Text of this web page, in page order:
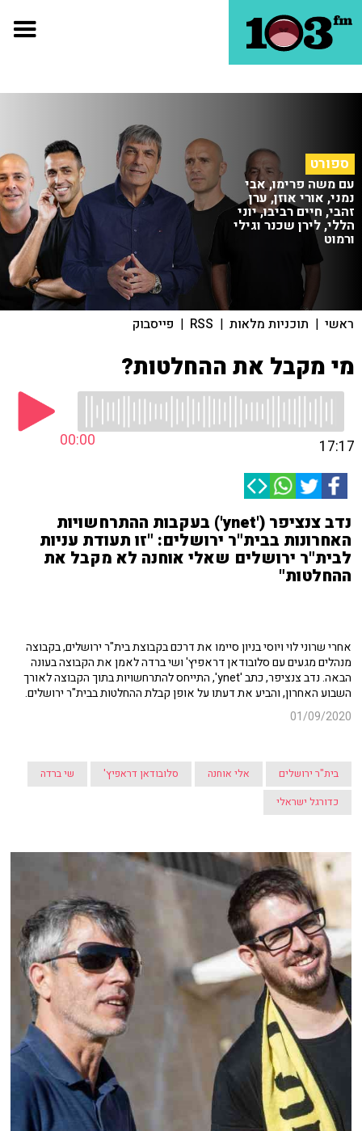
ספורט
עם משה פרימו, אבי
נמני, אורי אוזן, ערן
זהבי, חיים רביבו, יוני
הללי, לירן שכנר וגילי
ורמוט
ראשי | תוכניות מלאות |
RSS
| פייסבוק
מי מקבל את ההחלטות?
00:00 17:17
נדב צנציפר ('ynet') בעקבות ההתרחשויות
האחרונות בבית"ר ירושלים: "זו תעודת עניות
לבית"ר ירושלים שאלי אוחנה לא מקבל את
ההחלטות"
אחרי שרוני לוי ויוסי בניון סיימו את דרכם בקבוצת בית"ר ירושלים, בקבוצה
מנהלים מגעים עם סלובודאן דראפיץ' ושי ברדה לאמן את הקבוצה בעונה
הבאה. נדב צנציפר, כתב 'ynet', התייחס להתרחשויות בתוך הקבוצה לאורך
השבוע האחרון, והביע את דעתו על אופן קבלת ההחלטות בבית"ר ירושלים.
01/09/2020
בית"ר ירושלים אלי אוחנה סלובודאן דראפיץ'
שי ברדה
כדורגל ישראלי